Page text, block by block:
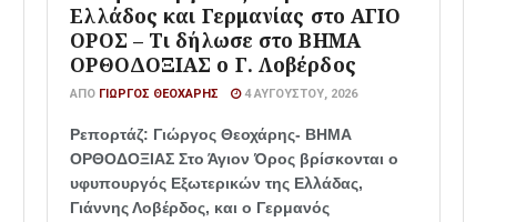
Ελλάδος και Γερμανίας στο ΑΓΙΟ
ΟΡΟΣ – Τι δήλωσε στο ΒΗΜΑ
ΟΡΘΟΔΟΞΙΑΣ ο Γ. Λοβέρδος
ΑΠΌ ΓΙΏΡΓΟΣ ΘΕΟΧΆΡΗΣ 4 ΑΥΓΟΎΣΤΟΥ, 2026
Ρεπορτάζ: Γιώργος Θεοχάρης- ΒΗΜΑ
ΟΡΘΟΔΟΞΙΑΣ Στο Άγιον Όρος βρίσκονται ο
υφυπουργός Εξωτερικών της Ελλάδας,
Γιάννης Λοβέρδος, και ο Γερμανός